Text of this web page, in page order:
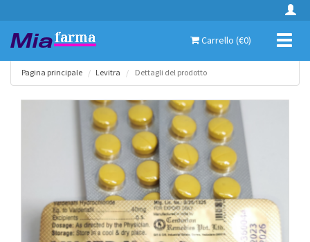
Carrello (€0)
Pagina principale Levitra Dettagli del prodotto